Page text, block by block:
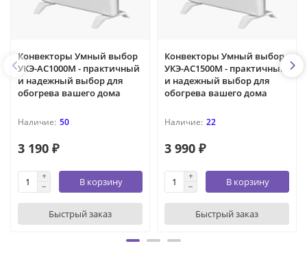
Конвекторы Умный выбор
УКЭ-AС1000М - практичный
и надежный выбор для
обогрева вашего дома
50
3 190 ₽
В корзину
Быстрый заказ
Конвекторы Умный выбор
УКЭ-AС1500М - практичный
и надежный выбор для
обогрева вашего дома
22
3 990 ₽
В корзину
Быстрый заказ